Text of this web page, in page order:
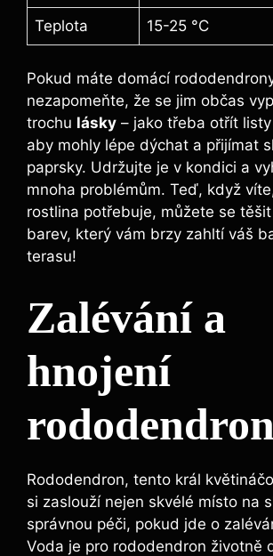
Teplota 15-25 °C
Pokud máte domácí
nezapomeňte, že se jim občas
trochu lásky – jako třeba otřít
aby mohly lépe dýchat a přijímat
paprsky. Udržujte je v kondici a
mnoha problémům. Teď, když
rostlina potřebuje, můžete se
barev, který vám brzy zahltí váš
terasu!
Zalévání a
hnojení
Rododendron, tento král
si zaslouží nejen skvélé místo na
správnou péči, pokud jde o
Voda je pro rododendron životně